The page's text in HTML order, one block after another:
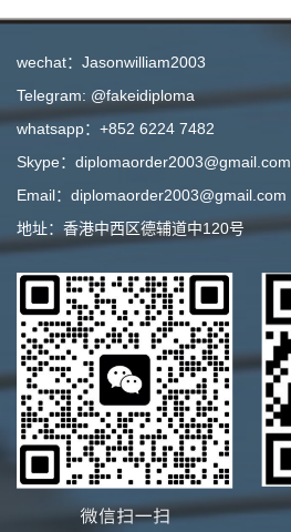
wechat：Jasonwilliam2003
Telegram: @fakeidiploma
whatsapp：+852 6224 7482
Skype：diplomaorder2003@gmail.com
Email：diplomaorder2003@gmail.com
地址：香港中西区德辅道中120号